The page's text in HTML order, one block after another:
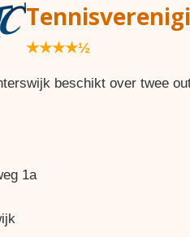
★★★★½
beschikt over twee
1a